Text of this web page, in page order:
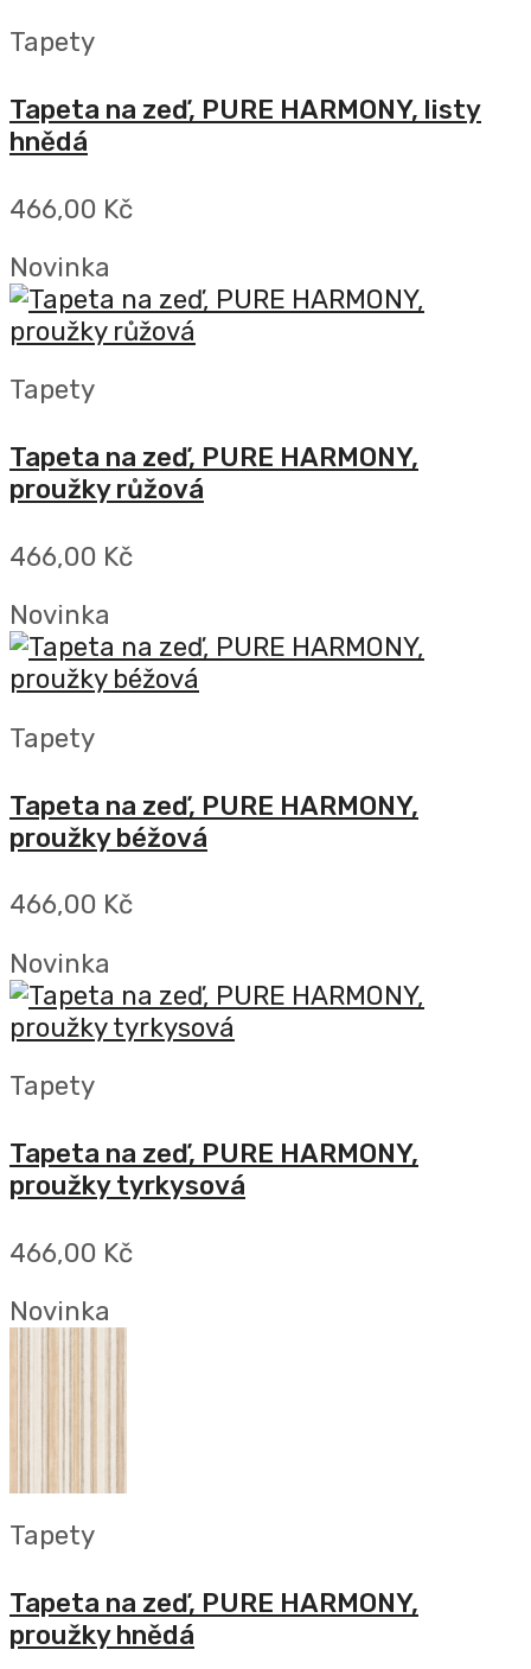
Tapety
Tapeta na zeď, PURE HARMONY, listy
hnědá
466,00 Kč
Novinka
Tapety
Tapeta na zeď, PURE HARMONY,
proužky růžová
466,00 Kč
Novinka
Tapety
Tapeta na zeď, PURE HARMONY,
proužky béžová
466,00 Kč
Novinka
Tapety
Tapeta na zeď, PURE HARMONY,
proužky tyrkysová
466,00 Kč
Novinka
Tapety
Tapeta na zeď, PURE HARMONY,
proužky hnědá